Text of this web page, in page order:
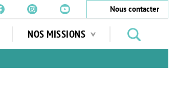
Nous contacter
NOS MISSIONS
jardins